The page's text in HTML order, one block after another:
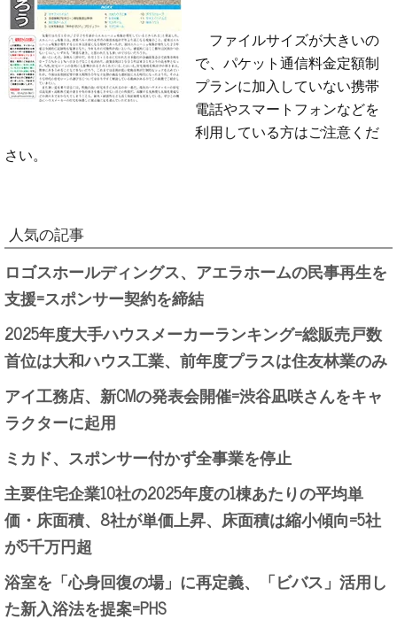
ファイルサイズが大きいの
で、パケット通信料金定額制
プランに加入していない携帯
電話やスマートフォンなどを
利用している方はご注意くだ
さい。
人気の記事
ロゴスホールディングス、アエラホームの民事再生を
支援=スポンサー契約を締結
2025年度大手ハウスメーカーランキング=総販売戸数
首位は大和ハウス工業、前年度プラスは住友林業のみ
アイ工務店、新CMの発表会開催=渋谷凪咲さんをキャ
ラクターに起用
ミカド、スポンサー付かず全事業を停止
主要住宅企業10社の2025年度の1棟あたりの平均単
価・床面積、8社が単価上昇、床面積は縮小傾向=5社
が5千万円超
浴室を「心身回復の場」に再定義、「ビバス」活用し
た新入浴法を提案=PHS